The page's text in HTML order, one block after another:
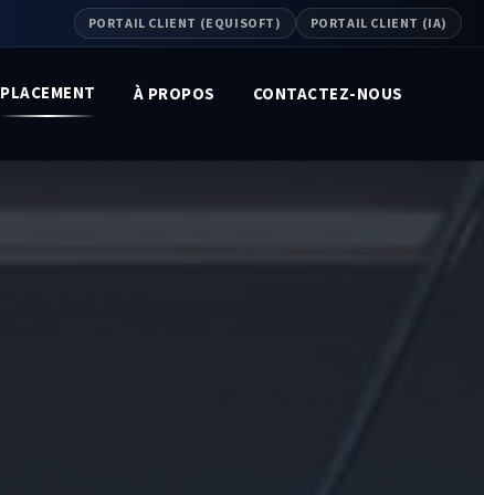
PORTAIL CLIENT (EQUISOFT) PORTAIL CLIENT (IA)
PLACEMENT À PROPOS CONTACTEZ-NOUS